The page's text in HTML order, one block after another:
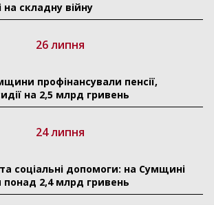
на складну війну
26 липня
профінансували пенсії,
на 2,5 млрд гривень
24 липня
та соціальні допомоги: на Сумщині
понад 2,4 млрд гривень